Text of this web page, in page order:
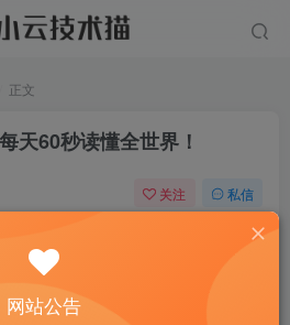
正文
天60秒读懂全世界！
关注 私信
网站公告